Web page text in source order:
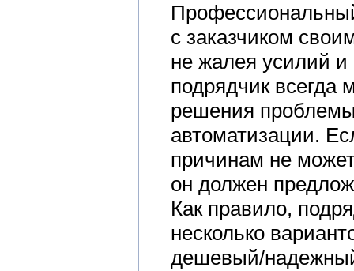
с заказчиком
не жалея усилий и
подрядчик всегда
решения проблемы
автоматизации.
причинам не
он должен
Как правило,
несколько
дешевый/